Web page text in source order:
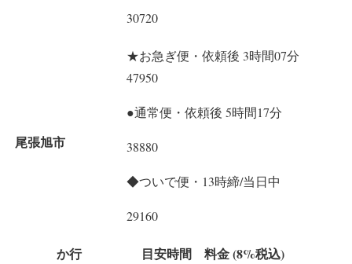
30720
尾張旭市
★お急ぎ便・依頼後 3時間07分
47950
●通常便・依頼後 5時間17分
38880
◆ついで便・13時締/当日中
29160
か行 目安時間 料金 (8%税込)